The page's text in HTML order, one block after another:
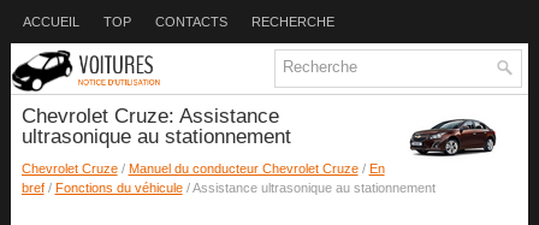
ACCUEIL TOP CONTACTS RECHERCHE
Chevrolet Cruze: Assistance
ultrasonique au stationnement
Chevrolet Cruze/ Manuel du conducteur Chevrolet Cruze/ En
bref/ Fonctions du véhicule/ Assistance ultrasonique au stationnement